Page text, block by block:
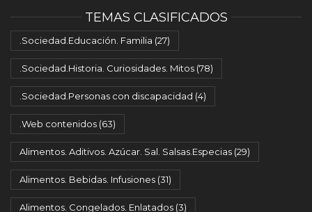
TEMAS CLASIFICADOS
.Sociedad.Educación. Familia (27)
.Sociedad.Historia. Curiosidades. Mitos (78)
.Sociedad.Personas con discapacidad (4)
.Web contenidos (63)
Alimentos. Aditivos. Azúcar. Sal. Salsas.Especias (29)
Alimentos. Bebidas. Infusiones (31)
Alimentos. Congelados. Enlatados (3)